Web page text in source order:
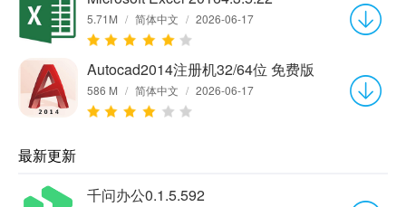
5.71M / 简体中文 / 2026-06-17
Autocad2014注册机32/64位 免费版
586 M / 简体中文 / 2026-06-17
最新更新
千问办公0.1.5.592